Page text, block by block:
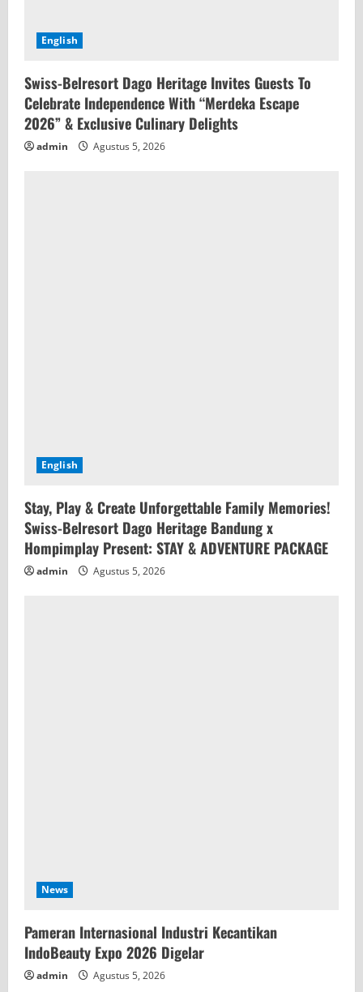
English
Swiss-Belresort Dago Heritage Invites Guests To
Celebrate Independence With “Merdeka Escape
2026” & Exclusive Culinary Delights
admin Agustus 5, 2026
English
Stay, Play & Create Unforgettable Family Memories!
Swiss-Belresort Dago Heritage Bandung x
Hompimplay Present: STAY & ADVENTURE PACKAGE
admin Agustus 5, 2026
News
Pameran Internasional Industri Kecantikan
IndoBeauty Expo 2026 Digelar
admin Agustus 5, 2026